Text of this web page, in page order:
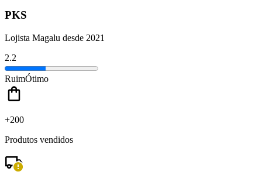
PKS
Lojista Magalu desde 2021
2.2
RuimÓtimo
+200
Produtos vendidos